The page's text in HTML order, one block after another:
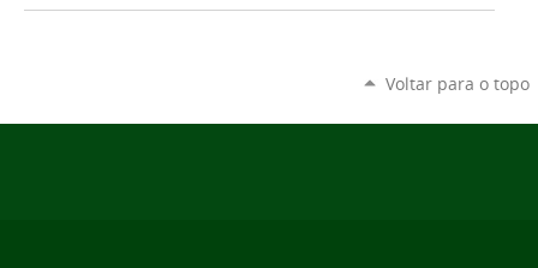
Voltar para o topo